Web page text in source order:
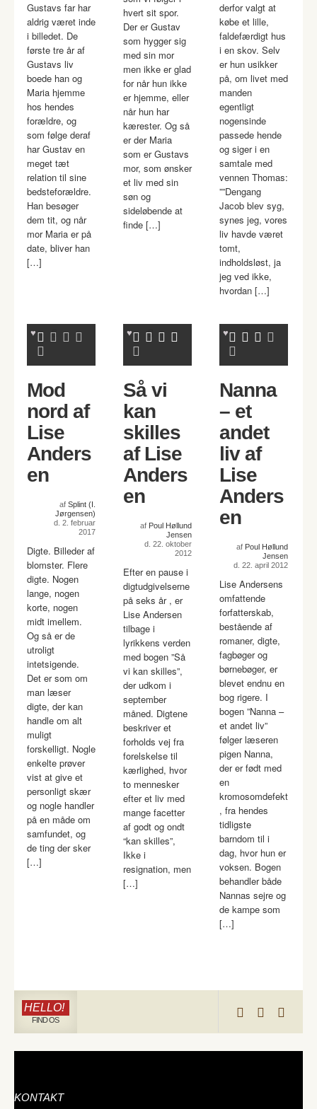
Gustavs far har
aldrig været inde
i billedet. De
første tre år af
Gustavs liv
boede han og
Maria hjemme
hos hendes
forældre, og
som følge deraf
har Gustav en
meget tæt
relation til sine
bedsteforældre.
Han besøger
dem tit, og når
mor Maria er på
date, bliver han
[…]
hvert sit spor.
Der er Gustav
som hygger sig
med sin mor
men ikke er glad
for når hun ikke
er hjemme, eller
når hun har
kærester. Og så
er der Maria
som er Gustavs
mor, som ønsker
et liv med sin
søn og
sideløbende at
finde […]
derfor valgt at
købe et lille,
faldefærdigt hus
i en skov. Selv
er hun usikker
på, om livet med
manden
egentligt
nogensinde
passede hende
og siger i en
samtale med
vennen Thomas:
””Dengang
Jacob blev syg,
synes jeg, vores
liv havde været
tomt,
indholdsløst, ja
jeg ved ikke,
hvordan […]
Mod
nord af
Lise
Anders
en
af Splint (I.
Jørgensen)
d. 2. februar
2017
Digte. Billeder af
blomster. Flere
digte. Nogen
lange, nogen
korte, nogen
midt imellem.
Og så er de
utroligt
intetsigende.
Det er som om
man læser
digte, der kan
handle om alt
muligt
forskelligt. Nogle
enkelte prøver
vist at give et
personligt skær
og nogle handler
på en måde om
samfundet, og
de ting der sker
[…]
Så vi
kan
skilles
af Lise
Anders
en
af Poul Høllund
Jensen
d. 22. oktober
2012
Efter en pause i
digtudgivelserne
på seks år , er
Lise Andersen
tilbage i
lyrikkens verden
med bogen ”Så
vi kan skilles”,
der udkom i
september
måned. Digtene
beskriver et
forholds vej fra
forelskelse til
kærlighed, hvor
to mennesker
efter et liv med
mange facetter
af godt og ondt
“kan skilles”,
Ikke i
resignation, men
[…]
Nanna
– et
andet
liv af
Lise
Anders
en
af Poul Høllund
Jensen
d. 22. april 2012
Lise Andersens
omfattende
forfatterskab,
bestående af
romaner, digte,
fagbøger og
børnebøger, er
blevet endnu en
bog rigere. I
bogen ”Nanna –
et andet liv”
følger læseren
pigen Nanna,
der er født med
en
kromosomdefekt
, fra hendes
tidligste
barndom til i
dag, hvor hun er
voksen. Bogen
behandler både
Nannas sejre og
de kampe som
[…]
HELLO!
FIND OS
KONTAKT